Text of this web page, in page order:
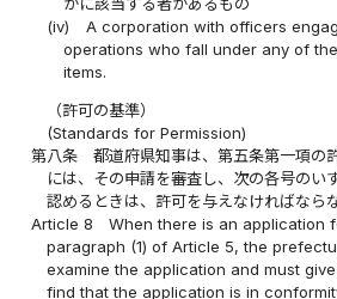
(iv)
A corporation with officers
operations who fall under any of
items.
（許可の基準）
(Standards for Permission)
第八条
都道府県知事は、第五条第一項の
には、その申請を審査し、次の各号のい
認めるときは、許可を与えなければなら
Article 8
When there is an application
paragraph (1) of Article 5, the
examine the application and must
find that the application is in